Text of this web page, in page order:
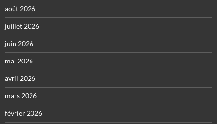
août 2026
juillet 2026
juin 2026
mai 2026
avril 2026
mars 2026
février 2026